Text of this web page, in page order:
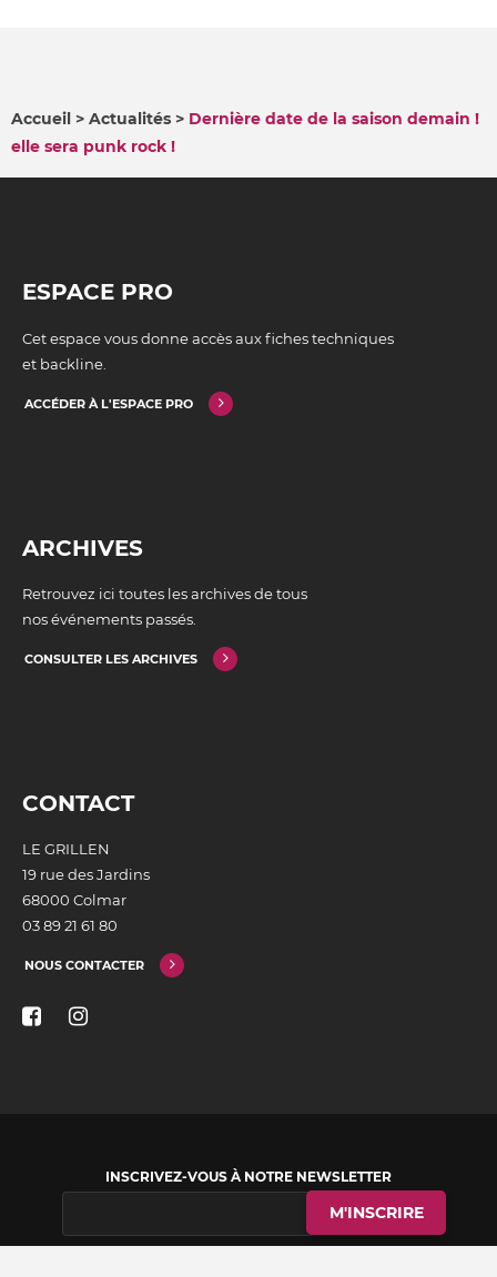
Accueil Actualités
Dernière date de la saison demain !
elle sera punk rock !
ESPACE PRO
Cet espace vous donne accès aux fiches techniques
et backline.
ACCÉDER À L'ESPACE PRO
ARCHIVES
Retrouvez ici toutes les archives de tous
nos événements passés.
CONSULTER LES ARCHIVES
CONTACT
LE GRILLEN
19 rue des Jardins
68000 Colmar
03 89 21 61 80
NOUS CONTACTER
INSCRIVEZ-VOUS À NOTRE NEWSLETTER